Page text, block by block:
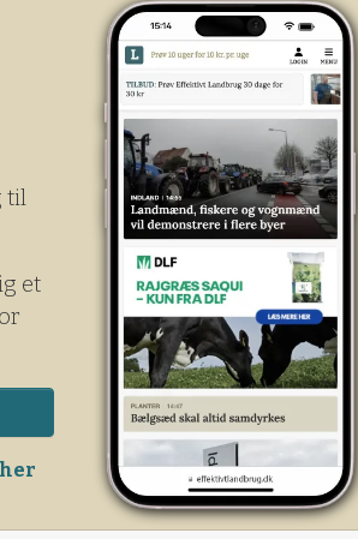
til dem, som lige nu står udenfor.
til
et